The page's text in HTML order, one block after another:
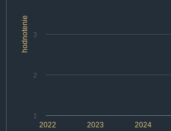
hodnotenie
2022 2024
2023
1
2
3